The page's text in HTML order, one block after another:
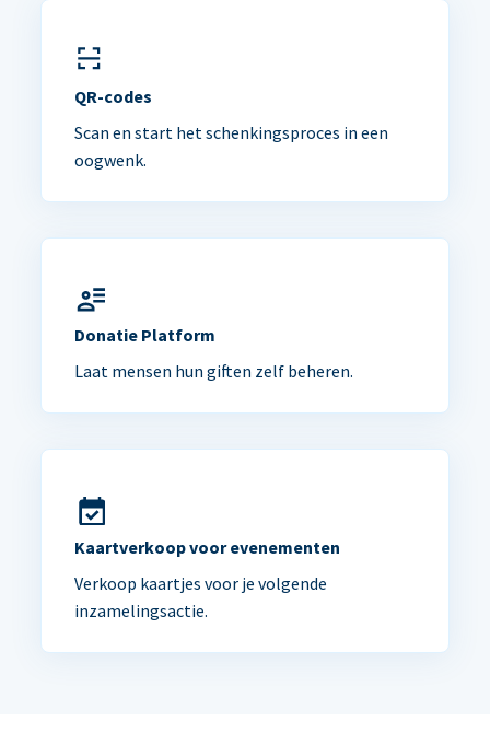
QR-codes
Scan en start het schenkingsproces in een
oogwenk.
Donatie Platform
Laat mensen hun giften zelf beheren.
Kaartverkoop voor evenementen
Verkoop kaartjes voor je volgende
inzamelingsactie.